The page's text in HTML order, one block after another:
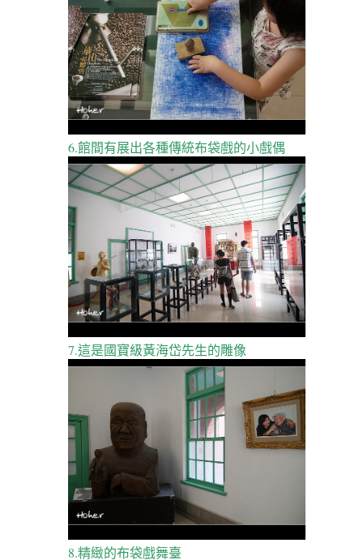
6.館間有展出各種傳統布袋戲的小戲偶
7.這是國寶級黃海岱先生的雕像
8.精緻的布袋戲舞臺